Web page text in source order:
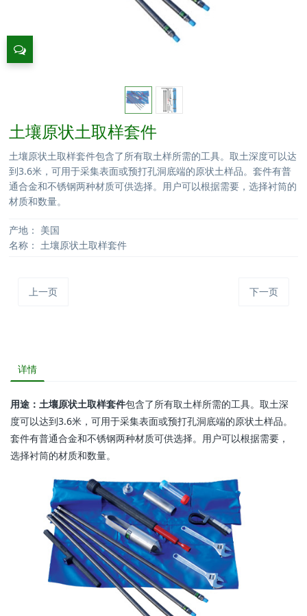
土壤原状土取样套件
土壤原状土取样套件包含了所有取土样所需的工具。取土深度可以达
到3.6米，可用于采集表面或预打孔洞底端的原状土样品。套件有普
通合金和不锈钢两种材质可供选择。用户可以根据需要，选择衬筒的
材质和数量。
产地： 美国
名称： 土壤原状土取样套件
上一页 下一页
详情
用途： 土壤原状土取样套件包含了所有取土样所需的工具。取土深
度可以达到3.6米，可用于采集表面或预打孔洞底端的原状土样品。
套件有普通合金和不锈钢两种材质可供选择。用户可以根据需要，
选择衬筒的材质和数量。